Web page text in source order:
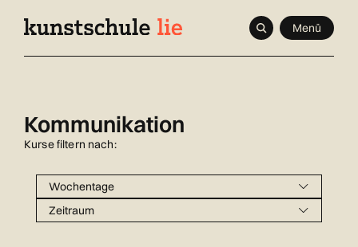
Navigieren
Seitenkontext Menü
Kommunikation
Kurse filtern nach:
Wochentage
Zeitraum